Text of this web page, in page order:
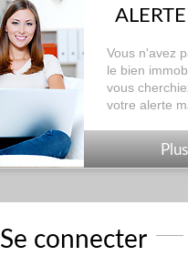
Vous n'avez
le bien
vous
votre alerte
Se connecter